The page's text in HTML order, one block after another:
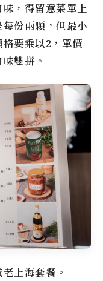
，得留意菜單上
份兩顆，但最小
要乘以2，單價
雙拼。
上海套餐。